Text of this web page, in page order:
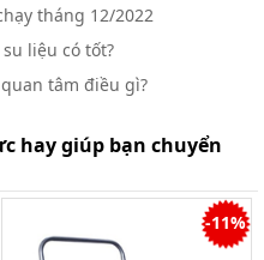
tháng 12/2022
liệu có tốt?
tâm điều gì?
hay giúp bạn chuyển
-11%